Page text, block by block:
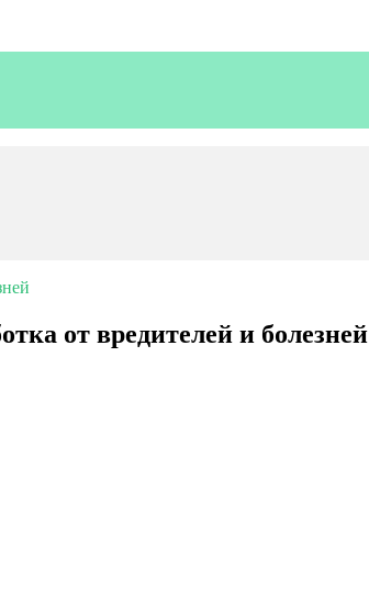
от вредителей и болезней